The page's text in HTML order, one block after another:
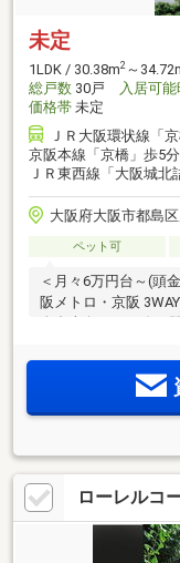
未定
1LDK / 30.38m2 ～
総戸数 30戸 入居可能
価格帯 未定
ＪＲ大阪環状線「
京阪本線「京橋」歩5分
ＪＲ東西線「大阪城北
大阪府大阪市都島区
ペット可
＜月々6万円台～(頭
阪メトロ・京阪
全邸南向きから臨む
インクロゼット、ア
食、自然が隣接の住
ローレルコ